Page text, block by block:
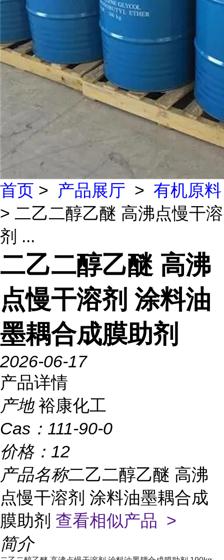
首页 > 产品展厅 > 有机原料
> 二乙二醇乙醚 高沸点慢干溶
剂 ...
二乙二醇乙醚 高沸
点慢干溶剂 涂料油
墨耦合成膜助剂
2026-06-17
产品详情
产地 裕康化工
Cas： 111-90-0
价格： 12
产品名称二乙二醇乙醚 高沸
点慢干溶剂 涂料油墨耦合成
膜助剂 查看相似产品 >
简介